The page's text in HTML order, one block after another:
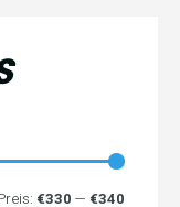
€330 — €340